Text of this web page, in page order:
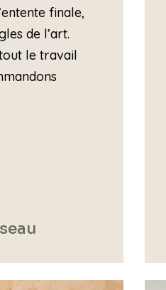
finale,
de l’art.
le travail